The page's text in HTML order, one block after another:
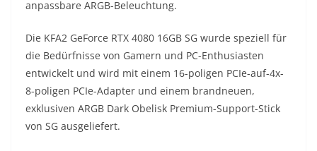
anpassbare ARGB-Beleuchtung.
Die KFA2 GeForce RTX 4080 16GB SG wurde speziell für
die Bedürfnisse von Gamern und PC-Enthusiasten
entwickelt und wird mit einem 16-poligen PCIe-auf-4x-
8-poligen PCIe-Adapter und einem brandneuen,
exklusiven ARGB Dark Obelisk Premium-Support-Stick
von SG ausgeliefert.